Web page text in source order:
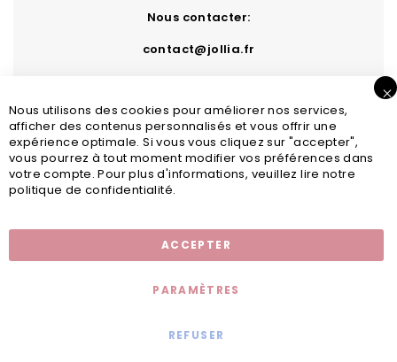
Nous contacter:
contact@jollia.fr
Nous utilisons des cookies pour améliorer nos services,
afficher des contenus personnalisés et vous offrir une
expérience optimale. Si vous vous cliquez sur "accepter",
vous pourrez à tout moment modifier vos préférences dans
votre compte. Pour plus d'informations, veuillez lire notre
politique de confidentialité.
ACCEPTER
PARAMÈTRES
REFUSER